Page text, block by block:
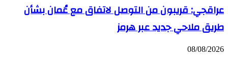
اليرموك
عراقجي: قريبون من التوصل لاتفاق مع عُمان بشأن
طريق ملاحي جديد عبر هرمز
08/08/2026